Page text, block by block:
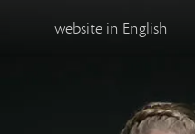
website in English